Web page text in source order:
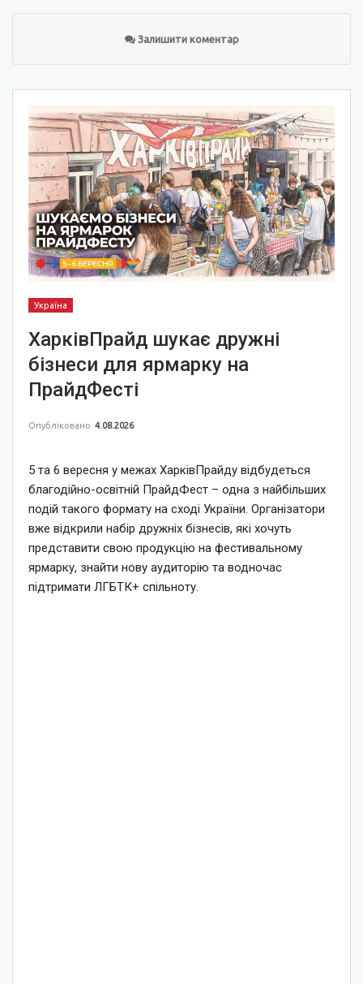
Залишити коментар
Україна
ХарківПрайд шукає дружні
бізнеси для ярмарку на
ПрайдФесті
Опубліковано 4.08.2026
5 та 6 вересня у межах ХарківПрайду відбудеться
благодійно-освітній ПрайдФест – одна з найбільших
подій такого формату на сході України. Організатори
вже відкрили набір дружніх бізнесів, які хочуть
представити свою продукцію на фестивальному
ярмарку, знайти нову аудиторію та водночас
підтримати ЛГБТК+ спільноту.